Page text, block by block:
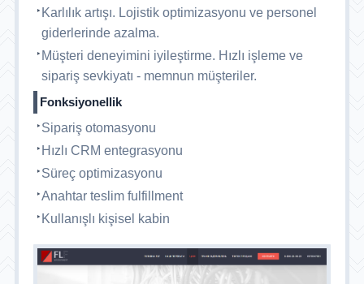
Karlılık artışı. Lojistik optimizasyonu ve personel
giderlerinde azalma.
Müşteri deneyimini iyileştirme. Hızlı işleme ve
sipariş sevkiyatı - memnun müşteriler.
Fonksiyonellik
Sipariş otomasyonu
Hızlı CRM entegrasyonu
Süreç optimizasyonu
Anahtar teslim fulfillment
Kullanışlı kişisel kabin